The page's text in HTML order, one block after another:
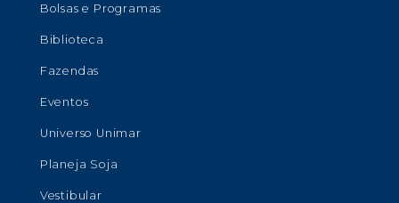
Bolsas e Programas
Biblioteca
Fazendas
Eventos
Universo Unimar
Planeja Soja
Vestibular